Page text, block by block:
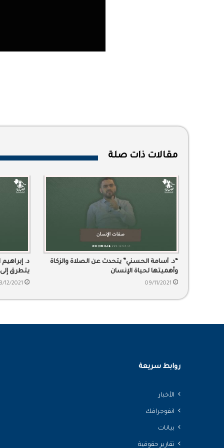
مقالات ذات صلة
“د. أسامة الحسني” يتحدث عن الصلاة والزكاة
وأهميتها لحياة الإنسان
09/11/2021
د.
يتطرق
لزوجته،
12/2021
روابط سريعة
الأخبار
انفوجرافك
بيانات
تقارير حقوقية